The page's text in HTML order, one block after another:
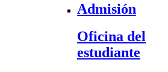
Admisión
Oficina del
estudiante